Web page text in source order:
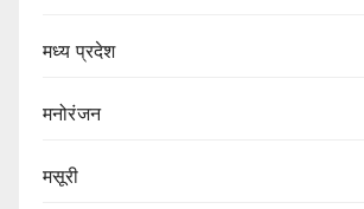
मध्य प्रदेश
मनोरंजन
मसूरी